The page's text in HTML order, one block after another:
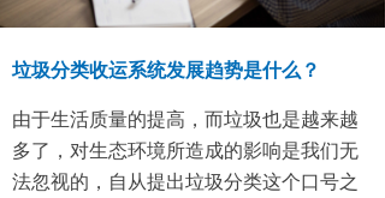
垃圾分类收运系统发展趋势是什么？
由于生活质量的提高，而垃圾也是越来越
多了，对生态环境所造成的影响是我们无
法忽视的，自从提出垃圾分类这个口号之